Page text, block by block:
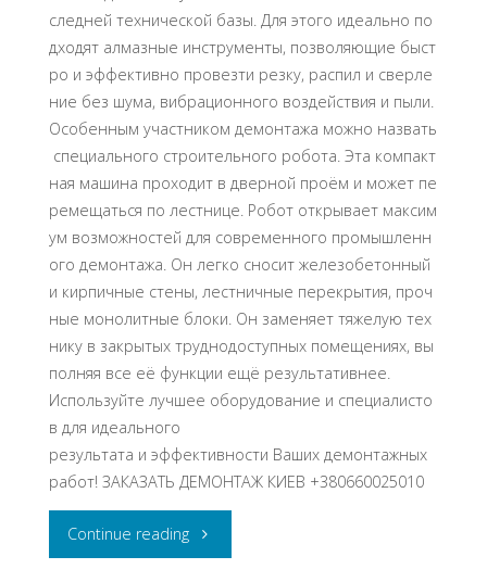
следней технической базы. Для этого идеально по
дходят алмазные инструменты, позволяющие быст
ро и эффективно провезти резку, распил и сверле
ние без шума, вибрационного воздействия и пыли.
Особенным участником демонтажа можно назвать
специального строительного робота. Эта компакт
ная машина проходит в дверной проём и может пе
ремещаться по лестнице. Робот открывает максим
ум возможностей для современного промышленн
ого демонтажа. Он легко сносит железобетонный
и кирпичные стены, лестничные перекрытия, проч
ные монолитные блоки. Он заменяет тяжелую тех
нику в закрытых труднодоступных помещениях, вы
полняя все её функции ещё результативнее.
Используйте лучшее оборудование и специалисто
в для идеального
результата и эффективности Ваших демонтажных
работ! ЗАКАЗАТЬ ДЕМОНТАЖ КИЕВ +380660025010
Continue reading"Демонтажные